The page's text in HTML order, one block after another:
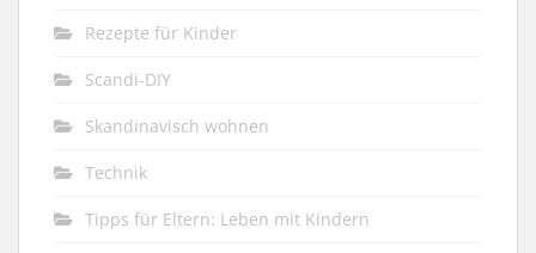
Rezepte für Kinder
Scandi-DIY
Skandinavisch wohnen
Technik
Tipps für Eltern: Leben mit Kindern